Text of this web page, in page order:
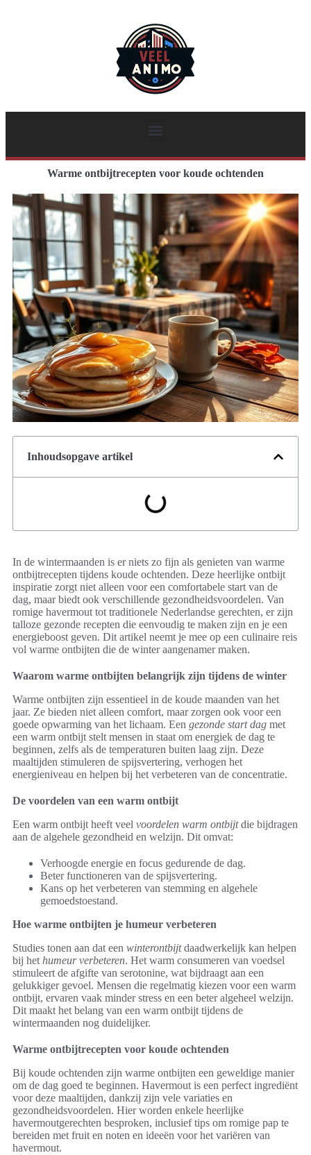
Warme ontbijtrecepten voor koude ochtenden
Inhoudsopgave artikel
In de wintermaanden is er niets zo fijn als genieten van warme
ontbijtrecepten tijdens koude ochtenden. Deze heerlijke ontbijt
inspiratie zorgt niet alleen voor een comfortabele start van de
dag, maar biedt ook verschillende gezondheidsvoordelen. Van
romige havermout tot traditionele Nederlandse gerechten, er zijn
talloze gezonde recepten die eenvoudig te maken zijn en je een
energieboost geven. Dit artikel neemt je mee op een culinaire reis
vol warme ontbijten die de winter aangenamer maken.
Waarom warme ontbijten belangrijk zijn tijdens de winter
Warme ontbijten zijn essentieel in de koude maanden van het
jaar. Ze bieden niet alleen comfort, maar zorgen ook voor een
goede opwarming van het lichaam. Een gezonde start dag met
een warm ontbijt stelt mensen in staat om energiek de dag te
beginnen, zelfs als de temperaturen buiten laag zijn. Deze
maaltijden stimuleren de spijsvertering, verhogen het
energieniveau en helpen bij het verbeteren van de concentratie.
De voordelen van een warm ontbijt
Een warm ontbijt heeft veel voordelen warm ontbijtdie bijdragen
aan de algehele gezondheid en welzijn. Dit omvat:
Verhoogde energie en focus gedurende de dag.
Beter functioneren van de spijsvertering.
Kans op het verbeteren van stemming en algehele
gemoedstoestand.
Hoe warme ontbijten je humeur verbeteren
Studies tonen aan dat een winterontbijtdaadwerkelijk kan helpen
bij het humeur verbeteren. Het warm consumeren van voedsel
stimuleert de afgifte van serotonine, wat bijdraagt aan een
gelukkiger gevoel. Mensen die regelmatig kiezen voor een warm
ontbijt, ervaren vaak minder stress en een beter algeheel welzijn.
Dit maakt het belang van een warm ontbijt tijdens de
wintermaanden nog duidelijker.
Warme ontbijtrecepten voor koude ochtenden
Bij koude ochtenden zijn warme ontbijten een geweldige manier
om de dag goed te beginnen. Havermout is een perfect ingrediënt
voor deze maaltijden, dankzij zijn vele variaties en
gezondheidsvoordelen. Hier worden enkele heerlijke
havermoutgerechten besproken, inclusief tips om romige pap te
bereiden met fruit en noten en ideeën voor het variëren van
havermout.